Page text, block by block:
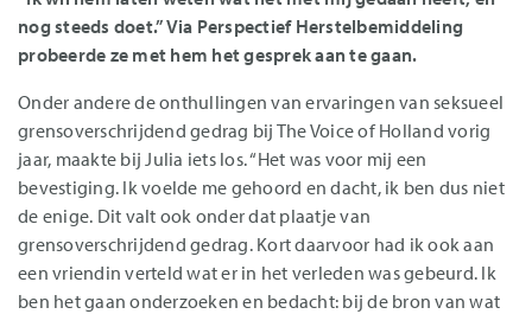
nog steeds doet.” Via Perspectief Herstelbemiddeling
probeerde ze met hem het gesprek aan te gaan.
Onder andere de onthullingen van ervaringen van seksueel
grensoverschrijdend gedrag bij The Voice of Holland vorig
jaar, maakte bij Julia iets los. “Het was voor mij een
bevestiging. Ik voelde me gehoord en dacht, ik ben dus niet
de enige. Dit valt ook onder dat plaatje van
grensoverschrijdend gedrag. Kort daarvoor had ik ook aan
een vriendin verteld wat er in het verleden was gebeurd. Ik
ben het gaan onderzoeken en bedacht: bij de bron van wat